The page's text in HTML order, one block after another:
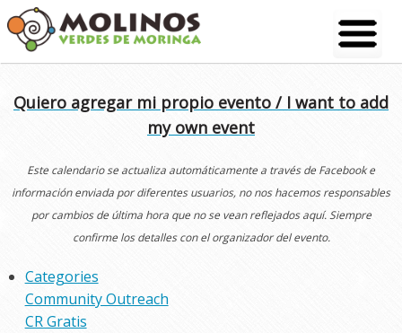
Skip
to
content
Quiero agregar mi propio evento / I want to add
my own event
Este calendario se actualiza automáticamente a través de Facebook e
información enviada por diferentes usuarios, no nos hacemos responsables
por cambios de última hora que no se vean reflejados aquí. Siempre
confirme los detalles con el organizador del evento.
Categories
Community Outreach
CR Gratis